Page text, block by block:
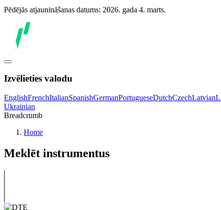
Pēdējās atjaunināšanas datums: 2026. gada 4. marts.
Izvēlieties valodu
EnglishFrenchItalianSpanishGermanPortugueseDutchCzechLatvian
Ukrainian
Breadcrumb
Home
Meklēt instrumentus